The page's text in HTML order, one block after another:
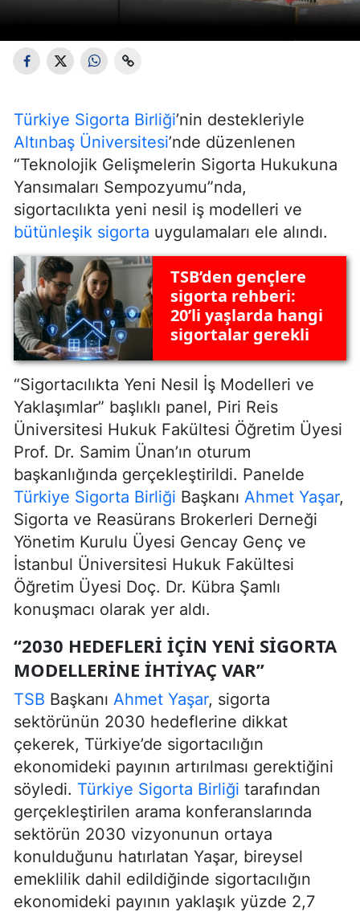
Türkiye Sigorta Birliği’nin destekleriyle
Altınbaş Üniversitesi’nde düzenlenen
“Teknolojik Gelişmelerin Sigorta Hukukuna
Yansımaları Sempozyumu”nda,
sigortacılıkta yeni nesil iş modelleri ve
bütünleşik sigorta uygulamaları ele alındı.
TSB’den gençlere
sigorta rehberi:
20’li yaşlarda hangi
sigortalar gerekli
“Sigortacılıkta Yeni Nesil İş Modelleri ve
Yaklaşımlar” başlıklı panel, Piri Reis
Üniversitesi Hukuk Fakültesi Öğretim Üyesi
Prof. Dr. Samim Ünan’ın oturum
başkanlığında gerçekleştirildi. Panelde
Türkiye Sigorta Birliği Başkanı Ahmet Yaşar,
Sigorta ve Reasürans Brokerleri Derneği
Yönetim Kurulu Üyesi Gencay Genç ve
İstanbul Üniversitesi Hukuk Fakültesi
Öğretim Üyesi Doç. Dr. Kübra Şamlı
konuşmacı olarak yer aldı.
“2030 HEDEFLERI İÇIN YENI SIGORTA
MODELLERINE İHTIYAÇ VAR”
TSB Başkanı Ahmet Yaşar, sigorta
sektörünün 2030 hedeflerine dikkat
çekerek, Türkiye’de sigortacılığın
ekonomideki payının artırılması gerektiğini
söyledi. Türkiye Sigorta Birliği tarafından
gerçekleştirilen arama konferanslarında
sektörün 2030 vizyonunun ortaya
konulduğunu hatırlatan Yaşar, bireysel
emeklilik dahil edildiğinde sigortacılığın
ekonomideki payının yaklaşık yüzde 2,7